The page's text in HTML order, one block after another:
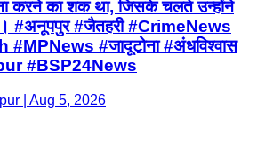
करने का शक था, जिसके चलते उन्होंने
#अनूपपुर #जैतहरी #CrimeNews
#जादूटोना #अंधविश्वास
#BSP24News
| Aug 5, 2026